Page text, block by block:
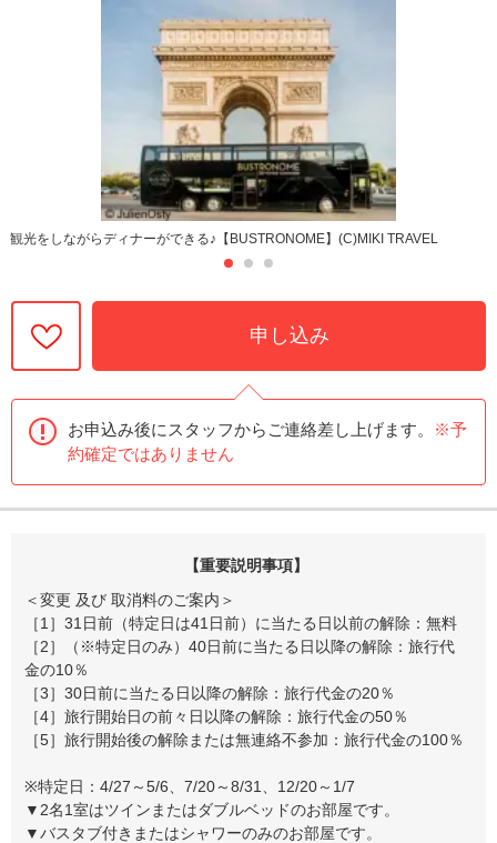
観光をしながらディナーができる♪【BUSTRONOME】(C)MIKI TRAVEL
申し込み
お申込み後にスタッフからご連絡差し上げます。
※予
約確定ではありません
【重要説明事項】
＜変更 及び 取消料のご案内＞
［1］31日前（特定日は41日前）に当たる日以前の解除：無料
［2］（※特定日のみ）40日前に当たる日以降の解除：旅行代
金の10％
［3］30日前に当たる日以降の解除：旅行代金の20％
［4］旅行開始日の前々日以降の解除：旅行代金の50％
［5］旅行開始後の解除または無連絡不参加：旅行代金の100％
※特定日：4/27～5/6、7/20～8/31、12/20～1/7
▼2名1室はツインまたはダブルベッドのお部屋です。
▼バスタブ付きまたはシャワーのみのお部屋です。